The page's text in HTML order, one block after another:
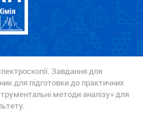
Завдання для
для підготовки до практичних
методи аналізу» для